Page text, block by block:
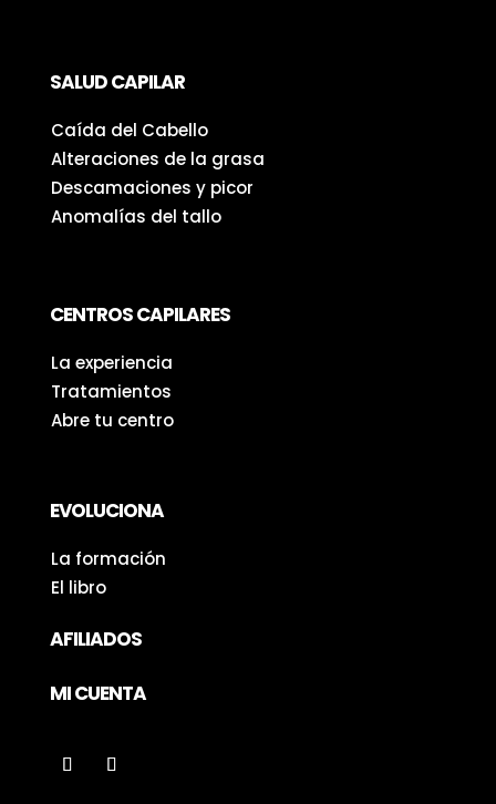
SALUD CAPILAR
Caída del Cabello
Alteraciones de la grasa
Descamaciones y picor
Anomalías del tallo
CENTROS CAPILARES
La experiencia
Tratamientos
Abre tu centro
EVOLUCIONA
La formación
El libro
AFILIADOS
MI CUENTA